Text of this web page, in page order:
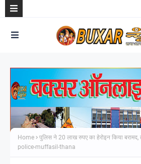
Home
पुलिस ने 20 लाख रुपए का हेरोइन किया
police-muffasil-thana